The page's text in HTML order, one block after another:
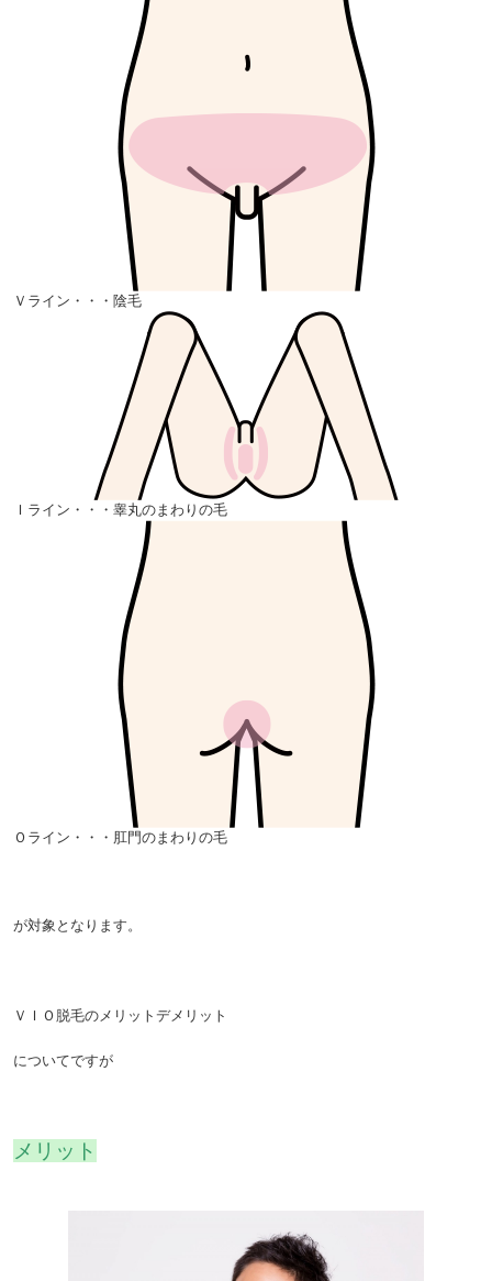
Ｖライン・・・陰毛
Ｉライン・・・睾丸のまわりの毛
Ｏライン・・・肛門のまわりの毛
が対象となります。
ＶＩＯ脱毛のメリットデメリット
についてですが
メリット